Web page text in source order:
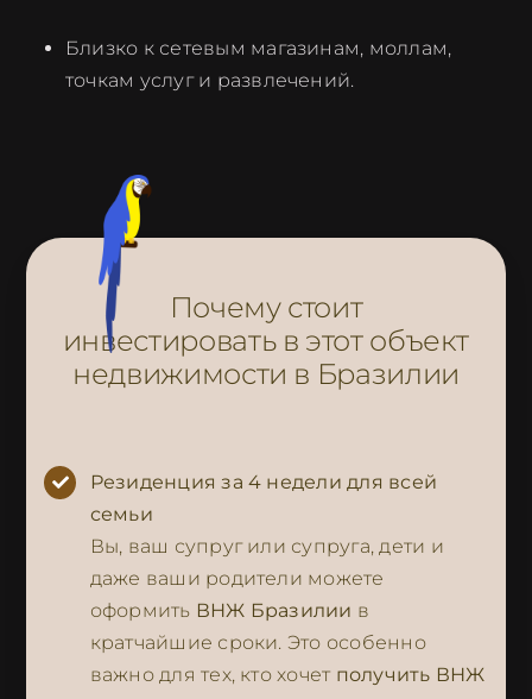
Близко к сетевым магазинам, моллам,
точкам услуг и развлечений.
Почему стоит
инвестировать в этот объект
недвижимости в Бразилии
Резиденция за 4 недели для всей
семьи
Вы, ваш супруг или супруга, дети и
даже ваши родители можете
оформить ВНЖ Бразилии в
кратчайшие сроки. Это особенно
важно для тех, кто хочет получить ВНЖ